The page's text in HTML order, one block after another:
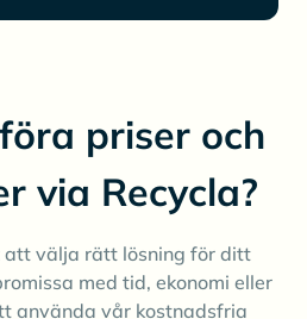
priser och
via Recycla?
att välja rätt lösning för ditt
med tid, ekonomi eller
använda vår kostnadsfria